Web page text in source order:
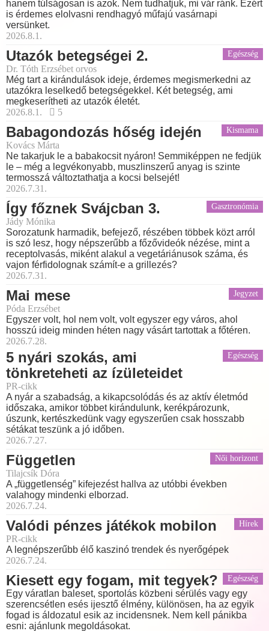
hanem túlságosan is azok. Nem tudhatjuk, mi vár ránk. Ezért
is érdemes elolvasni rendhagyó műfajú vasárnapi
versünket.
2026.8.1.
Egészség
Utazók betegségei 2.
Dr. Tóth Erzsébet orvos
Még tart a kirándulások ideje, érdemes megismerkedni az
utazókra leselkedő betegségekkel. Két betegség, ami
megkeserítheti az utazók életét.
2026.8.1.
5
Kismama
Babagondozás hőség idején
Kovács Márta
Ne takarjuk le a babakocsit nyáron! Semmiképpen ne fedjük
le – még a legvékonyabb, muszlinszerű anyag is szinte
termosszá változtathatja a kocsi belsejét!
2026.7.31.
Gasztronómia
Így főznek Svájcban 3.
Jády Mónika
Sorozatunk harmadik, befejező, részében többek közt arról
is szó lesz, hogy népszerűbb a főzővideók nézése, mint a
receptolvasás, miként alakul a vegetáriánusok száma, és
vajon férfidolognak számít-e a grillezés?
2026.7.31.
Jegyzet
Mai mese
Póda Erzsébet
Egyszer volt, hol nem volt, volt egyszer egy város, ahol
hosszú ideig minden héten nagy vásárt tartottak a főtéren.
2026.7.28.
Egészség
5 nyári szokás, ami
tönkreteheti az ízületeidet
PR-cikk
A nyár a szabadság, a kikapcsolódás és az aktív életmód
időszaka, amikor többet kirándulunk, kerékpározunk,
úszunk, kertészkedünk vagy egyszerűen csak hosszabb
sétákat teszünk a jó időben.
2026.7.27.
Női horizont
Független
Tilajcsík Dóra
A „függetlenség” kifejezést hallva az utóbbi években
valahogy mindenki elborzad.
2026.7.24.
Hírek
Valódi pénzes játékok mobilon
PR-cikk
A legnépszerűbb élő kaszinó trendek és nyerőgépek
2026.7.24.
Egészség
Kiesett egy fogam, mit tegyek?
Egy váratlan baleset, sportolás közbeni sérülés vagy egy
szerencsétlen esés ijesztő élmény, különösen, ha az egyik
fogad is áldozatul esik az incidensnek. Nem kell pánikba
esni: ajánlunk megoldásokat.